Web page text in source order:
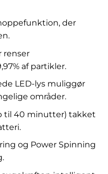
der
renser
af partikler.
LED-lys muliggør
områder.
til 40 minutter) takket
og Power Spinning